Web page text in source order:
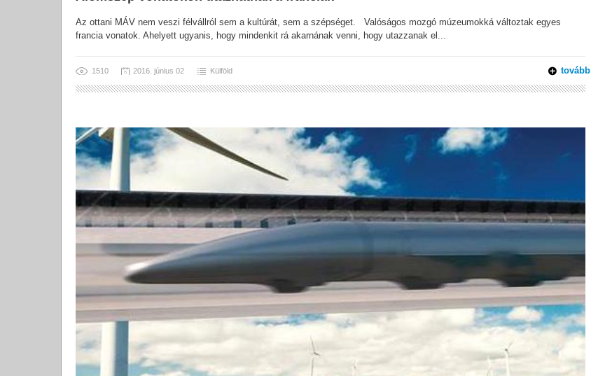
Az ottani MÁV nem veszi félvállról sem a kultúrát, sem a szépséget. Valóságos mozgó múzeumokká változtak egyes
francia vonatok. Ahelyett ugyanis, hogy mindenkit rá akarnának venni, hogy utazzanak el...
1510 2016. június 02 Külföld tovább